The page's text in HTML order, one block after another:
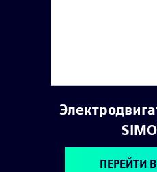
ПЕРЕЙТИ